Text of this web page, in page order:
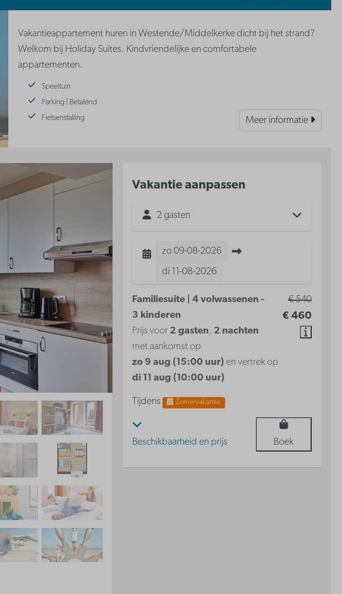
Vakantieappartement huren in Westende/Middelkerke dicht bij het strand?
Welkom bij Holiday Suites. Kindvriendelijke en comfortabele
appartementen.
Speeltuin
Parking | Betalend
Fietsenstalling
Meer informatie
Vakantie aanpassen
2 gasten
zo 09-08-2026
di 11-08-2026
€ 540
€ 460
Familiesuite | 4 volwassenen -
3 kinderen
Prijs voor 2 gasten, 2 nachten
met aankomst op
zo 9 aug (15:00 uur) en vertrek op
di 11 aug (10:00 uur)
Tijdens Zomervakantie
Beschikbaarheid en prijs Boek